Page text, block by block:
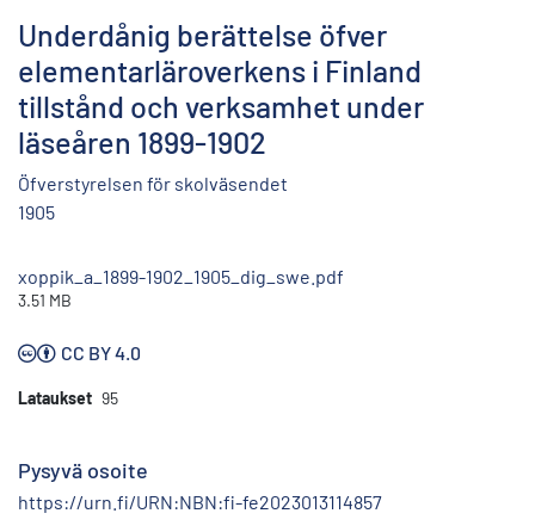
Underdånig berättelse öfver
elementarläroverkens i Finland
tillstånd och verksamhet under
läseåren 1899-1902
Öfverstyrelsen för skolväsendet
1905
xoppik_a_1899-1902_1905_dig_swe.pdf
3.51 MB
CC BY 4.0
Lataukset 95
Pysyvä osoite
https://urn.fi/URN:NBN:fi-fe2023013114857